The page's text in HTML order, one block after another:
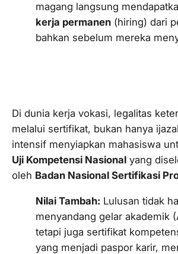
magang langsung
kerja permanen (hiring) dari
bahkan sebelum mereka
Di dunia kerja vokasi, legalitas
melalui sertifikat, bukan hanya
intensif menyiapkan mahasiswa
Uji Kompetensi Nasional yang
oleh Badan Nasional Sertifikasi
Nilai Tambah: Lulusan tidak
menyandang gelar akademik
tetapi juga sertifikat
yang menjadi paspor karir,